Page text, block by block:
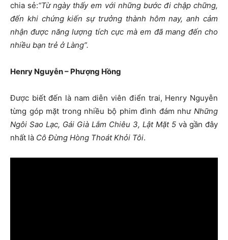
chia sẻ:“Từ ngày thấy em với những bước đi chập chững,
đến khi chứng kiến sự trưởng thành hôm nay, anh cảm
nhận được năng lượng tích cực mà em đã mang đến cho
nhiều bạn trẻ ở Làng”.
Henry Nguyễn – Phượng Hồng
Được biết đến là nam diễn viên điển trai, Henry Nguyễn
từng góp mặt trong nhiều bộ phim đình đám như Những
Ngôi Sao Lạc, Gái Già Lắm Chiêu 3, Lật Mặt 5 và gần đây
nhất là Cô Đừng Hòng Thoát Khỏi Tôi.